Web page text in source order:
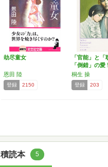
劫尽童女
恩田 陸
登録 2150
「官能」と「
「倒錯」の愛
愛…
桐生 操
登録 203
積読本 5